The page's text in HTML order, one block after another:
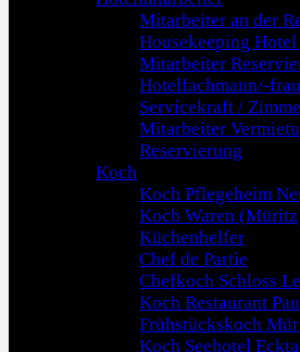
Mitarbeiter an der
Housekeeping
Mitarbeiter
Hotelfachmann/-frau
Servicekraft /
Mitarbeiter
Reservierung
Koch
Koch Pflegeheim
Koch Waren
Küchenhelfer
Chef de Partie
Chefkoch Schloss
Koch Restaurant
Frühstückskoch
Koch Seehotel